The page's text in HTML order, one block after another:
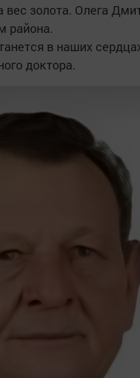
золота. Олега
района.
в наших
доктора.